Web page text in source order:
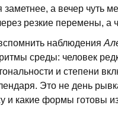
заметнее, а вечер чуть
резкие перемены,
наблюдения
среды: человек
и степени
Это не день
и какие формы готовы